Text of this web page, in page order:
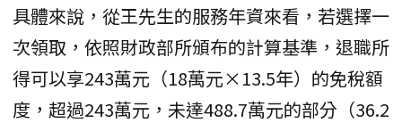
具體來說，從王先生的服務年資來看，若選擇一
次領取，依照財政部所頒布的計算基準，退職所
得可以享243萬元（18萬元×13.5年）的免稅額
度，超過243萬元，未達488.7萬元的部分（36.2